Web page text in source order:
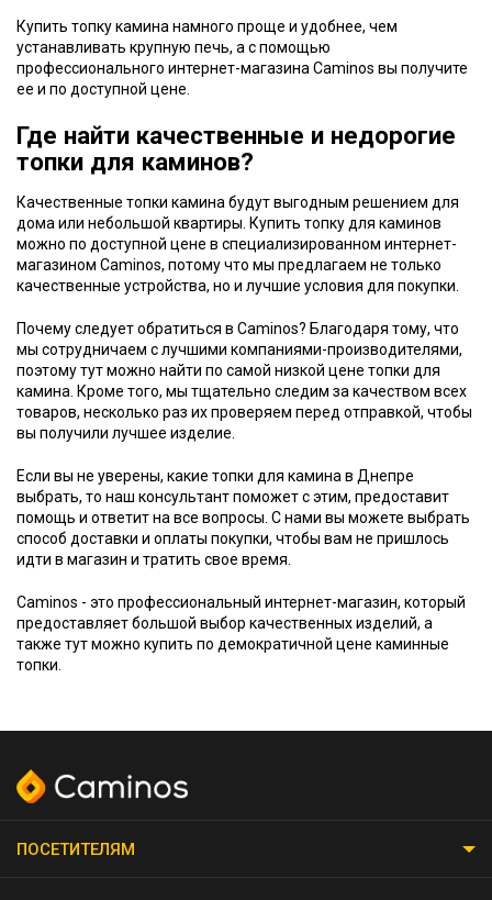
Купить топку камина намного проще и удобнее, чем
устанавливать крупную печь, а с помощью
профессионального интернет-магазина Caminos вы получите
ее и по доступной цене.
Где найти качественные и недорогие
топки для каминов?
Качественные топки камина будут выгодным решением для
дома или небольшой квартиры. Купить топку для каминов
можно по доступной цене в специализированном интернет-
магазином Caminos, потому что мы предлагаем не только
качественные устройства, но и лучшие условия для покупки.
Почему следует обратиться в Caminos? Благодаря тому, что
мы сотрудничаем с лучшими компаниями-производителями,
поэтому тут можно найти по самой низкой цене топки для
камина. Кроме того, мы тщательно следим за качеством всех
товаров, несколько раз их проверяем перед отправкой, чтобы
вы получили лучшее изделие.
Если вы не уверены, какие топки для камина в Днепре
выбрать, то наш консультант поможет с этим, предоставит
помощь и ответит на все вопросы. С нами вы можете выбрать
способ доставки и оплаты покупки, чтобы вам не пришлось
идти в магазин и тратить свое время.
Caminos - это профессиональный интернет-магазин, который
предоставляет большой выбор качественных изделий, а
также тут можно купить по демократичной цене каминные
топки.
ПОСЕТИТЕЛЯМ